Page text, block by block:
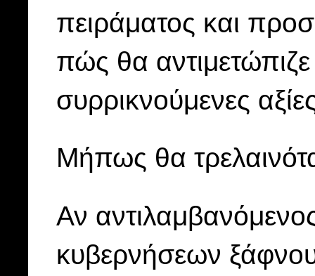
πειράματος και
πώς θα
συρρικνούμενες
Μήπως θα
Αν
κυβερνήσεων